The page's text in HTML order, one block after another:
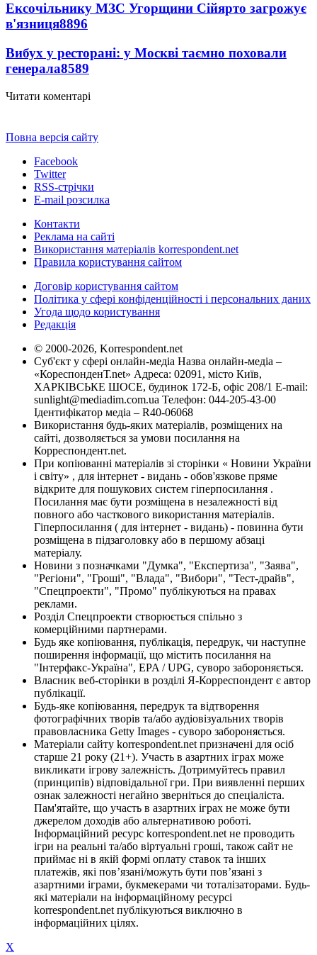
Ексочільнику МЗС Угорщини Сійярто загрожує
в'язниця8896
Вибух у ресторані: у Москві таємно поховали
генерала8589
Читати коментарі
Повна версія сайту
Facebook
Twitter
RSS-стрічки
E-mail розсилка
Контакти
Реклама на сайті
Використання матеріалів korrespondent.net
Правила користування сайтом
Договір користування сайтом
Політика у сфері конфіденційності і персональних даних
Угода щодо користування
Редакція
© 2000-2026, Korrespondent.net
Суб'єкт у сфері онлайн-медіа Назва онлайн-медіа –
«КореспонденТ.net» Адреса: 02091, місто Київ,
ХАРКІВСЬКЕ ШОСЕ, будинок 172-Б, офіс 208/1 E-mail:
sunlight@mediadim.com.ua Телефон: 044-205-43-00
Ідентифікатор медіа – R40-06068
Використання будь-яких матеріалів, розміщених на
сайті, дозволяється за умови посилання на
Корреспондент.net.
При копіюванні матеріалів зі сторінки « Новини України
і світу» , для інтернет - видань - обов'язкове пряме
відкрите для пошукових систем гіперпосилання .
Посилання має бути розміщена в незалежності від
повного або часткового використання матеріалів.
Гіперпосилання ( для інтернет - видань) - повинна бути
розміщена в підзаголовку або в першому абзаці
матеріалу.
Новини з позначками "Думка", "Експертиза", "Заява",
"Регіони", "Гроші", "Влада", "Вибори", "Тест-драйв",
"Спецпроекти", "Промо" публікуються на правах
реклами.
Розділ Спецпроекти створюється спільно з
комерційними партнерами.
Будь яке копіювання, публікація, передрук, чи наступне
поширення інформації, що містить посилання на
"Інтерфакс-Україна", EPA / UPG, суворо забороняється.
Власник веб-сторінки в розділі Я-Корреспондент є автор
публікації.
Будь-яке копіювання, передрук та відтворення
фотографічних творів та/або аудіовізуальних творів
правовласника Getty Images - суворо забороняється.
Матеріали сайту korrespondent.net призначені для осіб
старше 21 року (21+). Участь в азартних іграх може
викликати ігрову залежність. Дотримуйтесь правил
(принципів) відповідальної гри. При виявленні перших
ознак залежності негайно зверніться до спеціаліста.
Пам'ятайте, що участь в азартних іграх не може бути
джерелом доходів або альтернативою роботі.
Інформаційний ресурс korrespondent.net не проводить
ігри на реальні та/або віртуальні гроші, також сайт не
приймає ні в якій формі оплату ставок та інших
платежів, які пов’язані/можуть бути пов’язані з
азартними іграми, букмекерами чи тоталізаторами. Будь-
які матеріали на інформаційному ресурсі
korrespondent.net публікуються виключно в
інформаційних цілях.
X